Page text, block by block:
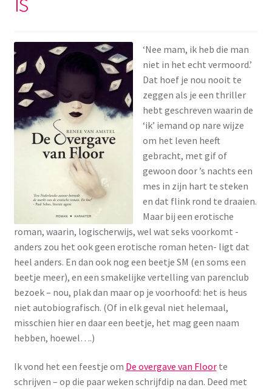
‘Nee mam, ik heb die man
niet in het echt vermoord.’
Dat hoef je nou nooit te
zeggen als je een thriller
hebt geschreven waarin de
‘ik’ iemand op nare wijze
om het leven heeft
gebracht, met gif of
gewoon door ’s nachts een
mes in zijn hart te steken
en dat flink rond te draaien.
Maar bij een erotische
roman, waarin, logischerwijs, wel wat seks voorkomt -
anders zou het ook geen erotische roman heten- ligt dat
heel anders. En dan ook nog een beetje SM (en soms een
beetje meer), en een smakelijke vertelling van parenclub
bezoek – nou, plak dan maar op je voorhoofd: het is heus
niet autobiografisch. (Of in elk geval niet helemaal,
misschien hier en daar een beetje, het mag geen naam
hebben, hoewel….)
Ik vond het een feestje om De overgave van Floorte
schrijven – op die paar weken schrijfdip na dan. Deed met